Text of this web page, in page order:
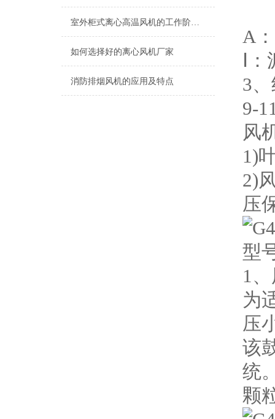
室外柜式离心高温风机的工作阶段过程​
如何选择好的离心风机厂家
消防排烟风机的应用及特点
A
Ⅰ
3
9-
风
1)
2)
压
型
1
为
压
该
统
颗